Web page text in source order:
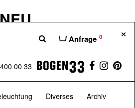
×
Anfrage 0
00 33
Diverses
Archiv
Bogen33,
der Welt des